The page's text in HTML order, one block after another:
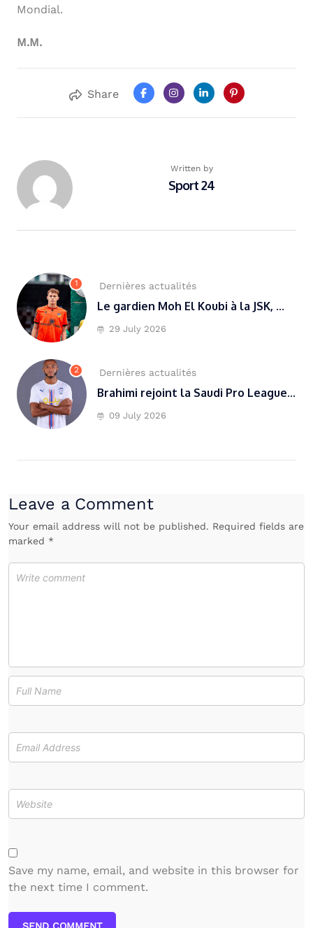
Mondial.
M.M.
Share
Written by
Sport 24
1 Dernières actualités
Le gardien Moh El Koubi à la JSK, ...
29 July 2026
2 Dernières actualités
Brahimi rejoint la Saudi Pro League...
09 July 2026
Leave a Comment
Your email address will not be published. Required fields are
marked *
Save my name, email, and website in this browser for
the next time I comment.
SEND COMMENT